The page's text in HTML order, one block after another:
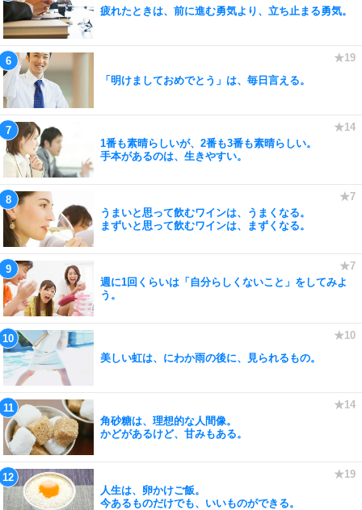
疲れたときは、前に進む勇気より、立ち止まる勇気。
「明けましておめでとう」は、毎日言える。
1番も素晴らしいが、2番も3番も素晴らしい。
手本があるのは、生きやすい。
うまいと思って飲むワインは、うまくなる。
まずいと思って飲むワインは、まずくなる。
週に1回くらいは「自分らしくないこと」をしてみよ
う。
美しい虹は、にわか雨の後に、見られるもの。
角砂糖は、理想的な人間像。
かどがあるけど、甘みもある。
人生は、卵かけご飯。
今あるものだけでも、いいものができる。